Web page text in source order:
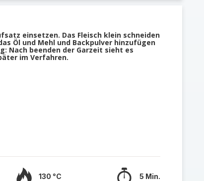
einsetzen. Das Fleisch klein schneiden
Öl und Mehl und Backpulver hinzufügen
Nach beenden der Garzeit sieht es
im Verfahren.
130 °C 5 Min.